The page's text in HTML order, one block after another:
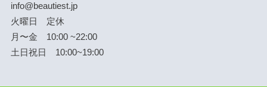
info@beautiest.jp
火曜日 定休
月〜金 10:00 ~22:00
土日祝日 10:00~19:00